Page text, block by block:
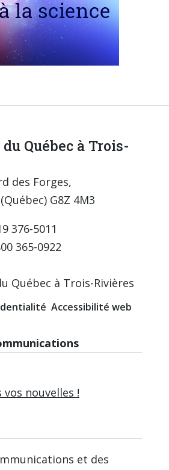
Québec à Trois-
des Forges,
G8Z 4M3
376-5011
365-0922
Québec à Trois-Rivières
Accessibilité web
vos nouvelles !
et des